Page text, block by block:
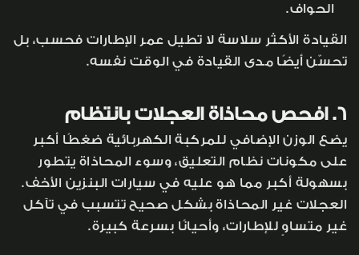
الحواف.
القيادة الأكثر سلاسة لا تطيل عمر الإطارات فحسب، بل
تحسّن أيضًا مدى القيادة في الوقت نفسه.
6. افحص محاذاة العجلات بانتظام
يضع الوزن الإضافي للمركبة الكهربائية ضغطًا أكبر
على مكونات نظام التعليق، وسوء المحاذاة يتطور
بسهولة أكبر مما هو عليه في سيارات البنزين الأخف.
العجلات غير المحاذاة بشكل صحيح تتسبب في تآكل
غير متساوٍ للإطارات، وأحيانًا بسرعة كبيرة.